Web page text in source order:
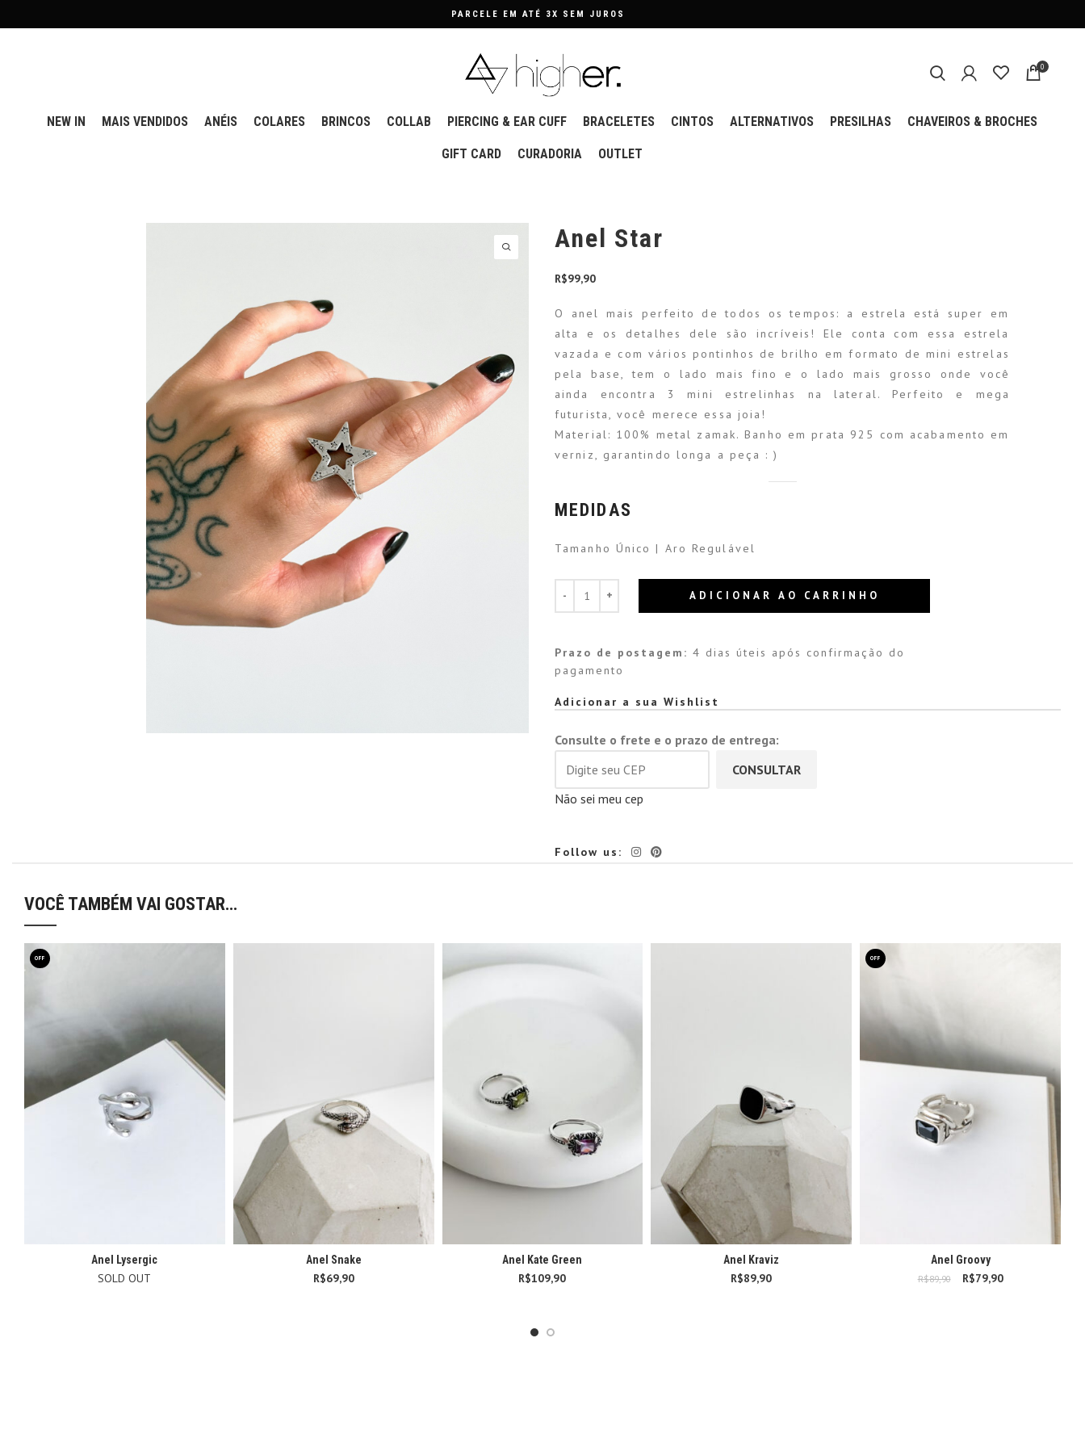
PARCELE EM ATÉ 3X SEM JUROS
0
NEW IN MAIS VENDIDOS ANÉIS COLARES BRINCOS COLLAB PIERCING & EAR CUFF BRACELETES CINTOS ALTERNATIVOS PRESILHAS CHAVEIROS & BROCHES
GIFT CARD CURADORIA OUTLET
Anel Star
R$99,90
O anel mais perfeito de todos os tempos: a estrela está super em
alta e os detalhes dele são incríveis! Ele conta com essa estrela
vazada e com vários pontinhos de brilho em formato de mini estrelas
pela base, tem o lado mais fino e o lado mais grosso onde você
ainda encontra 3 mini estrelinhas na lateral. Perfeito e mega
futurista, você merece essa joia!
Material: 100% metal zamak. Banho em prata 925 com acabamento em
verniz, garantindo longa a peça : )
MEDIDAS
Tamanho Único | Aro Regulável
ADICIONAR AO CARRINHO
Prazo de postagem: 4 dias úteis após confirmação do
pagamento
Alternative:
Adicionar a sua Wishlist
Consulte o frete e o prazo de entrega:
CONSULTAR
Não sei meu cep
Follow us:
VOCÊ TAMBÉM VAI GOSTAR…
OFF
Anel Lysergic
SOLD OUT
Anel Snake
R$69,90
Anel Kate Green
R$109,90
Anel Kraviz
R$89,90
OFF
Anel Groovy
R$89,90
O preço original era:
R$79,90